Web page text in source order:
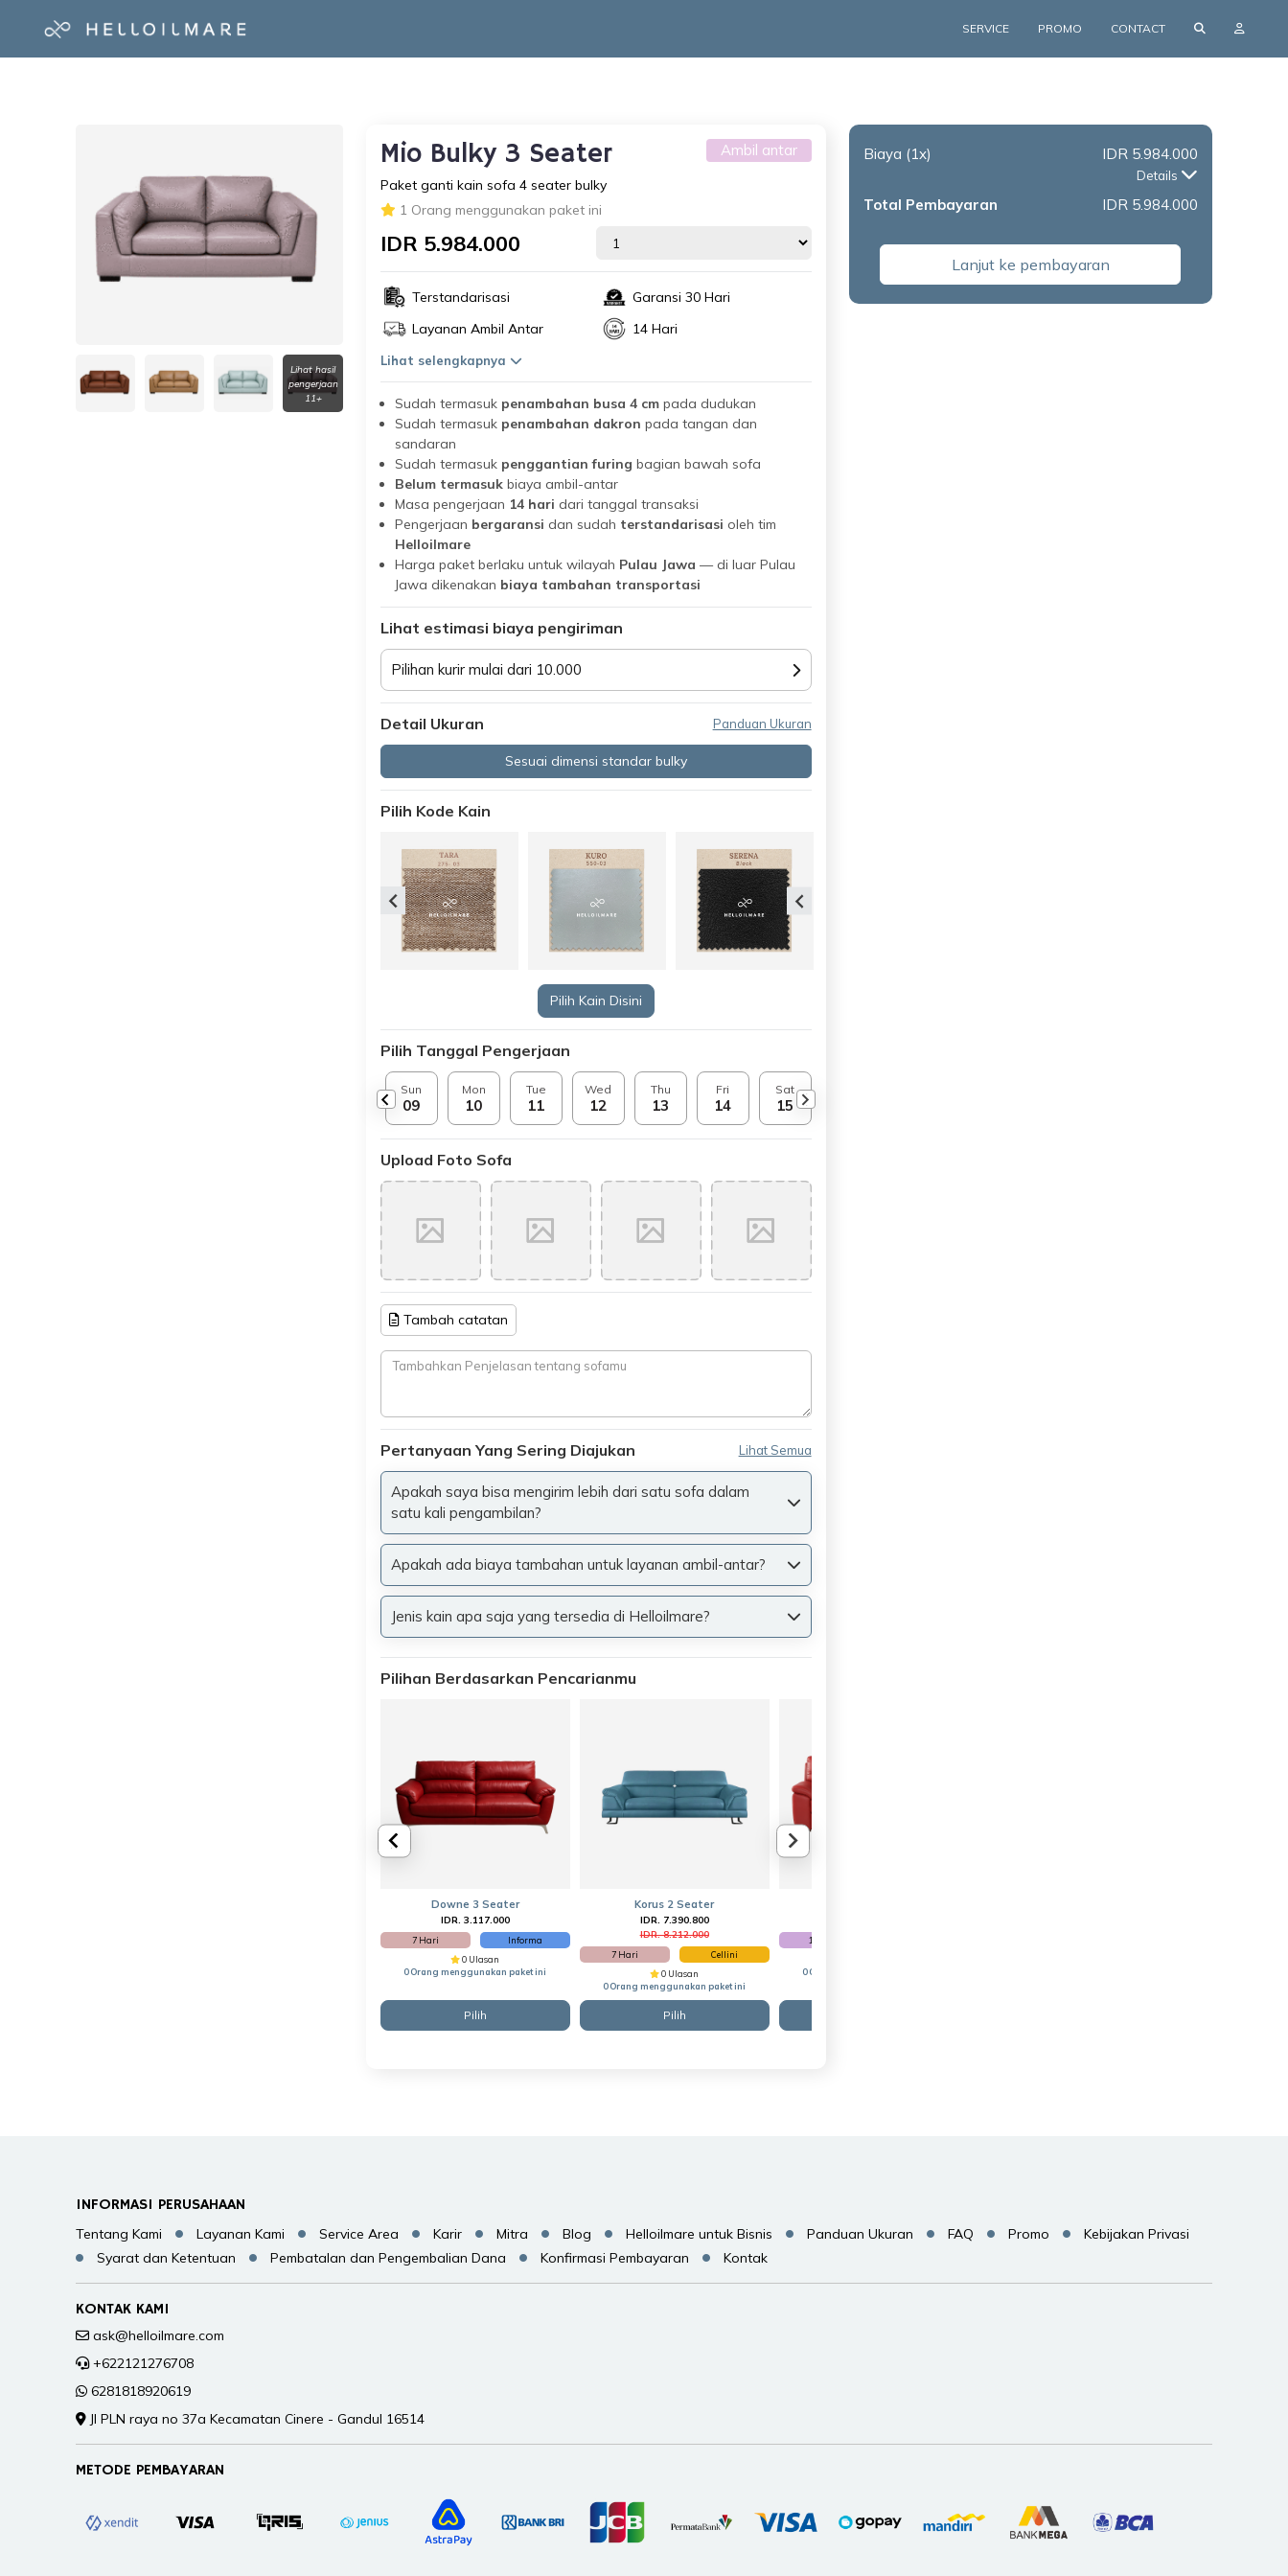
SERVICE PROMO CONTACT
Lihat hasil
pengerjaan
11+
Mio Bulky 3 Seater Ambil antar
Paket ganti kain sofa 4 seater bulky
1 Orang menggunakan paket ini
IDR 5.984.000
Terstandarisasi
Garansi 30 Hari
Layanan Ambil Antar
14 Hari
Lihat selengkapnya
Sudah termasuk penambahan busa 4 cm pada dudukan
Sudah termasuk penambahan dakron pada tangan dan
sandaran
Sudah termasuk penggantian furing bagian bawah sofa
Belum termasukbiaya ambil-antar
Masa pengerjaan 14 hari dari tanggal transaksi
Pengerjaan bergaransi dan sudah terstandarisasi oleh tim
Helloilmare
Harga paket berlaku untuk wilayah Pulau Jawa — di luar Pulau
Jawa dikenakan biaya tambahan transportasi
Lihat estimasi biaya pengiriman
Pilihan kurir mulai dari 10.000
Detail Ukuran Panduan Ukuran
Sesuai dimensi standar bulky
Pilih Kode Kain
Pilih Kain Disini
Pilih Tanggal Pengerjaan
Sun
09
Mon
10
Tue
11
Wed
12
Thu
13
Fri
14
Sat
15
Upload Foto Sofa
Tambah catatan
Pertanyaan Yang Sering Diajukan Lihat Semua
Apakah saya bisa mengirim lebih dari satu sofa dalam
satu kali pengambilan?
Apakah ada biaya tambahan untuk layanan ambil-antar?
Jenis kain apa saja yang tersedia di Helloilmare?
Pilihan Berdasarkan Pencarianmu
Downe 3 Seater
IDR. 3.117.000
7 Hari
Informa
0 Ulasan
0 Orang menggunakan paket ini
Pilih
Korus 2 Seater
IDR. 7.390.800
IDR. 8.212.000
7 Hari
Cellini
0 Ulasan
0 Orang menggunakan paket ini
Pilih
14 Hari
0 Orang menggunakan paket ini
Biaya (1x) IDR 5.984.000
Details
Total Pembayaran IDR 5.984.000
Lanjut ke pembayaran
INFORMASI PERUSAHAAN
Tentang Kami Layanan Kami Service Area Karir Mitra Blog Helloilmare untuk Bisnis Panduan Ukuran FAQ Promo
Kebijakan Privasi
Syarat dan Ketentuan
Pembatalan dan Pengembalian Dana Konfirmasi Pembayaran Kontak
KONTAK KAMI
ask@helloilmare.com
+622121276708
6281818920619
Jl PLN raya no 37a Kecamatan Cinere - Gandul 16514
METODE PEMBAYARAN